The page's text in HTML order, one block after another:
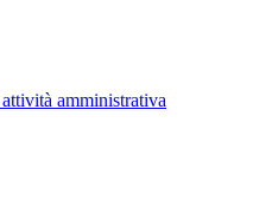
amministrativa